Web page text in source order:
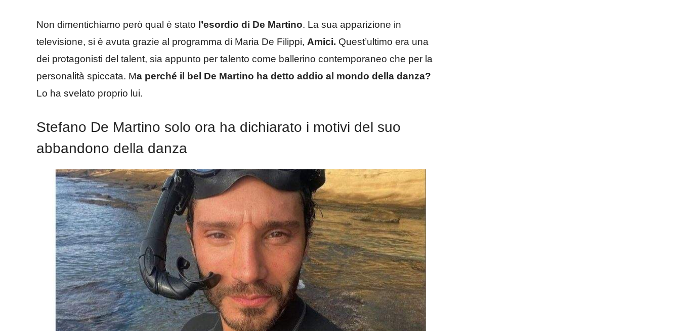
Non dimentichiamo però qual è stato l’esordio di De Martino. La sua apparizione in
televisione, si è avuta grazie al programma di Maria De Filippi, Amici. Quest’ultimo era una
dei protagonisti del talent, sia appunto per talento come ballerino contemporaneo che per la
personalità spiccata. Ma perché il bel De Martino ha detto addio al mondo della danza?
Lo ha svelato proprio lui.
Stefano De Martino solo ora ha dichiarato i motivi del suo
abbandono della danza